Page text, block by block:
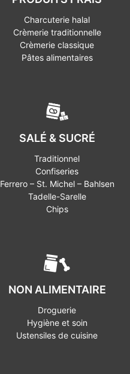
Charcuterie halal
Crèmerie traditionnelle
Crèmerie classique
Pâtes alimentaires
SALÉ & SUCRÉ
Traditionnel
Confiseries
Ferrero – St. Michel – Bahlsen
Tadelle-Sarelle
Chips
NON ALIMENTAIRE
Droguerie
Hygiène et soin
Ustensiles de cuisine